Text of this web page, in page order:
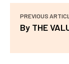
PREVIOUS
By THE